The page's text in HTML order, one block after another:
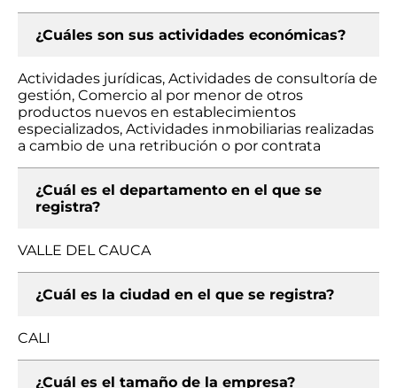
¿Cuáles son sus actividades económicas?
Actividades jurídicas, Actividades de consultoría de
gestión, Comercio al por menor de otros
productos nuevos en establecimientos
especializados, Actividades inmobiliarias realizadas
a cambio de una retribución o por contrata
¿Cuál es el departamento en el que se
registra?
VALLE DEL CAUCA
¿Cuál es la ciudad en el que se registra?
CALI
¿Cuál es el tamaño de la empresa?